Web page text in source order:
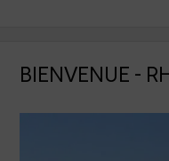
BIENVENUE -